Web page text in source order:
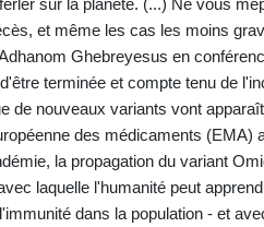
sur la planète. (...) Ne vous
et même les cas les moins
Ghebreyesus en
terminée et compte tenu de
de nouveaux variants vont
des médicaments (EMA)
la propagation du variant
laquelle l'humanité peut
dans la population - et